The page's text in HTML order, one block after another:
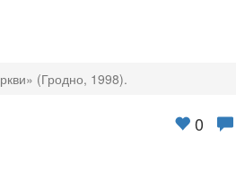
(Гродно, 1998).
0